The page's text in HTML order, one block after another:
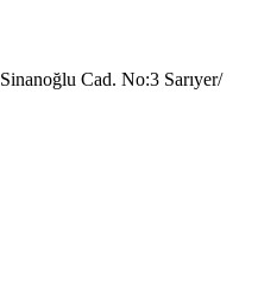
Cad. No:3 Sarıyer/